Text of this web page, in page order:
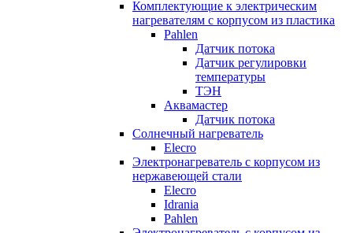
Комплектующие к электрическим
нагревателям с корпусом из пластика
Pahlen
Датчик потока
Датчик регулировки
температуры
ТЭН
Аквамастер
Датчик потока
Солнечный нагреватель
Elecro
Электронагреватель с корпусом из
нержавеющей стали
Elecro
Idrania
Pahlen